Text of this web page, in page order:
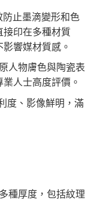
止墨滴變形和色
接印在多種材質
響媒材質感。
人物膚色與陶瓷表
人士高度評價。
度、影像鮮明，滿
種厚度，包括紋理